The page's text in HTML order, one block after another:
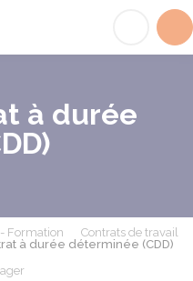
à durée
Formation
Contrats de travail
à durée déterminée (CDD)